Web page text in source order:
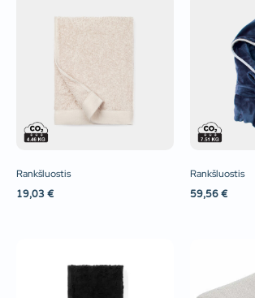
Rankšluostis
19,03 €
Rankšluostis
59,56 €